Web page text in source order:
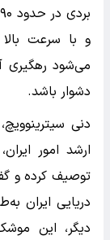
و با سرعت
می‌شود رهگیری
دشوار باشد.
دنی
ارشد امور
توصیف کرده و
دریایی ایران
دیگر، این